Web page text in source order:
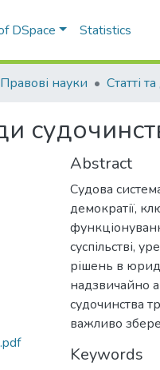
DSpace Statistics
Правові науки
Abstract
Судова
демократії,
суспільстві,
рішень в
надзвичайно
судочинства
важливо
Keywords